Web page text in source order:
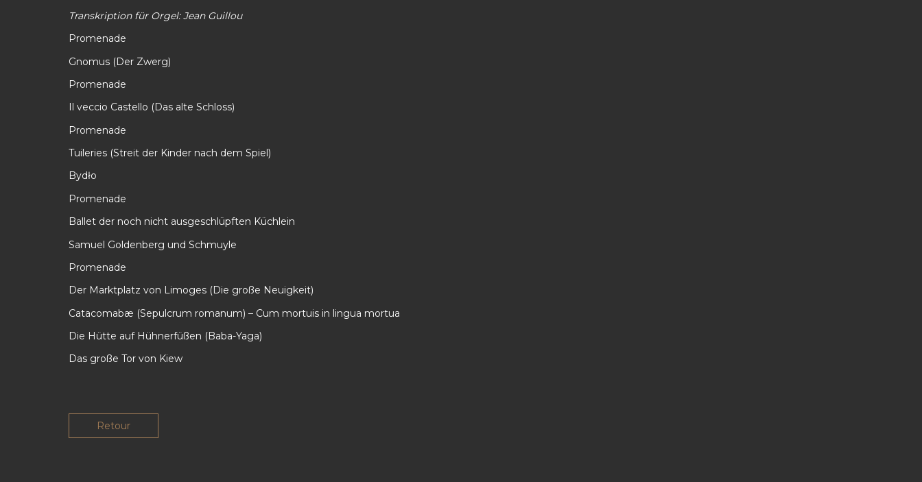
Transkription für Orgel: Jean Guillou
Promenade
Gnomus (Der Zwerg)
Promenade
Il veccio Castello (Das alte Schloss)
Promenade
Tuileries (Streit der Kinder nach dem Spiel)
Bydło
Promenade
Ballet der noch nicht ausgeschlüpften Küchlein
Samuel Goldenberg und Schmuyle
Promenade
Der Marktplatz von Limoges (Die große Neuigkeit)
Catacomabæ (Sepulcrum romanum) – Cum mortuis in lingua mortua
Die Hütte auf Hühnerfüßen (Baba-Yaga)
Das große Tor von Kiew
Retour